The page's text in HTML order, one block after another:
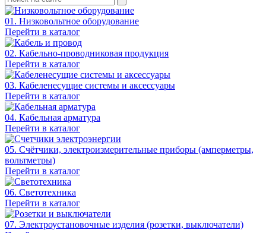
01. Низковольтное оборудование
Перейти в каталог
02. Кабельно-проводниковая продукция
Перейти в каталог
03. Кабеленесущие системы и аксессуары
Перейти в каталог
04. Кабельная арматура
Перейти в каталог
05. Счётчики, электроизмерительные приборы (амперметры,
вольтметры)
Перейти в каталог
06. Светотехника
Перейти в каталог
07. Электроустановочные изделия (розетки, выключатели)